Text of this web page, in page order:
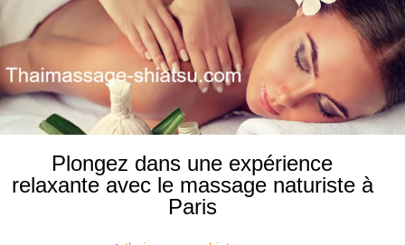
Plongez dans une expérience
relaxante avec le massage naturiste à
Paris